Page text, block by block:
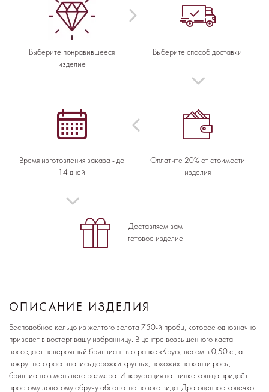
Выберите понравившееся
изделие
Выберите способ доставки
Оплатите 20% от стоимости
изделия
Время изготовления заказа - до
14 дней
Доставляем вам
готовое изделие
ОПИСАНИЕ ИЗДЕЛИЯ
Бесподобное кольцо из желтого золота 750-й пробы, которое однозначно
приведет в восторг вашу избранницу. В центре возвышенного каста
восседает невероятный бриллиант в огранке «Круг», весом в 0,50 ct, а
вокруг него рассыпались дорожки круглых, похожих на капли росы,
бриллиантов меньшего размера. Инкрустация на шинке кольца придаёт
простому золотому обручу абсолютно нового вида. Драгоценное колечко